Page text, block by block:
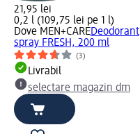
21,95 lei
0,2 l (109,75 lei pe 1 l)
Dove MEN+CAREDeodorant
spray FRESH, 200 ml
(3)
Livrabil
selectare magazin dm